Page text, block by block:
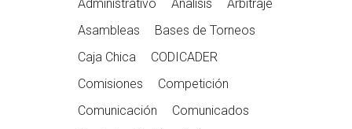
Administrativo
Analisis
Arbitraje
Asambleas
Bases de Torneos
Caja Chica
CODICADER
Comisiones
Competición
Comunicación
Comunicados